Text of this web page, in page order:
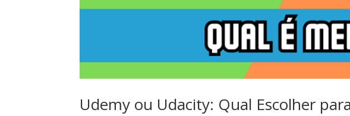
Udemy ou Udacity: Qual Escolher